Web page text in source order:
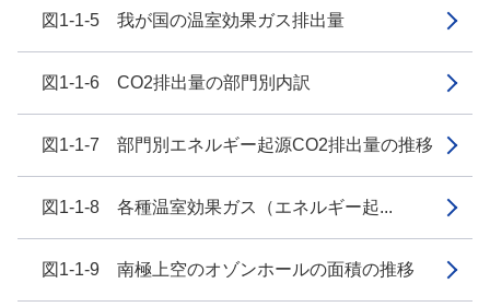
図1-1-5 我が国の温室効果ガス排出量
図1-1-6 CO2排出量の部門別内訳
図1-1-7 部門別エネルギー起源CO2排出量の推移
図1-1-8 各種温室効果ガス（エネルギー起...
図1-1-9 南極上空のオゾンホールの面積の推移